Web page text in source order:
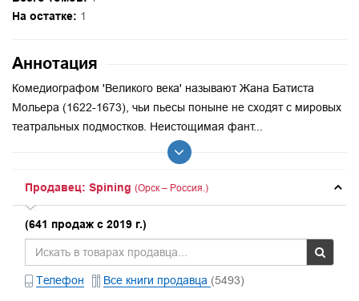
На остатке: 1
Аннотация
Комедиографом 'Великого века' называют Жана Батиста
Мольера (1622-1673), чьи пьесы поныне не сходят с мировых
театральных подмостков. Неистощимая фант...
Продавец: Spining (Орск – Россия.)
(641 продаж с 2019 г.)
Телефон Все книги продавца (5493)